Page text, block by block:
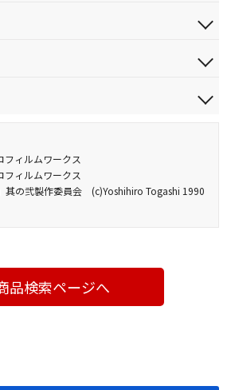
本編ﾃﾞｨｽｸ：132分+特典ﾃﾞｨｽｸ：133分）
ﾀﾙ(ｽﾃﾚｵ)／片面2層／16:9(ｽｸｲｰｽﾞ)／ﾋﾞｽﾀｻｲ
ｼﾞﾀﾙ(ｽﾃﾚｵ)／片面2層／16:9(ｽｸｲｰｽﾞ)／ﾋﾞｽﾀ
ング
スマス特典映像ダイジェスト
タリー
郷本直也）
ンナージャケット
都公演大千穐楽の模様を収録。
な妖怪たちを倒す日々を送っていた。
」「玄武」「白虎」ら『四聖獣』と呼
た相手に破壊・暴力衝動を引き起こす“魔
。霊界探偵として幽助が受けた指令は、こ
笛を壊すこと。霊力を高めた幽助と桑原
和な日常が戻ってきたと思ったのも束
指令が届く。幽助と桑原は、B・B・Cと
バーの一人「垂金権造」によって監禁さ
之進／演出：伊藤栄之進・加古臨王・荒
起(デイライト)／音響効果：天野高志
平・横山 翼(O-beron)／衣裳：小原敏博
子(raftel)・車谷 結(raftel)・嘉山花子・馬
マカイ(Platina)／アクション：六本木康
／デザイン：羽尾万里子
主催：舞台「幽☆遊☆白書」其の弐製作委
子：未来／ぼたん：平田裕香／幻海：エ
：木津つばさ／青龍：榎木智一／雪菜：
健太朗／戸愚呂弟：片山浩憲／戸愚呂
ンマ：荒木宏文 他
ィルムワークス
フィルムワークス
の弐製作委員会 (c)Yoshihiro Togashi 1990
品検索ページへ